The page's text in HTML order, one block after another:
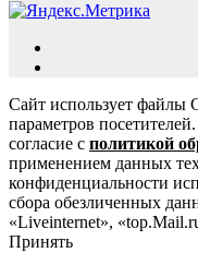
Сайт использует файлы
параметров
согласие с политикой
применением данных
конфиденциальности
сбора обезличенных
«Liveinternet»,
Принять